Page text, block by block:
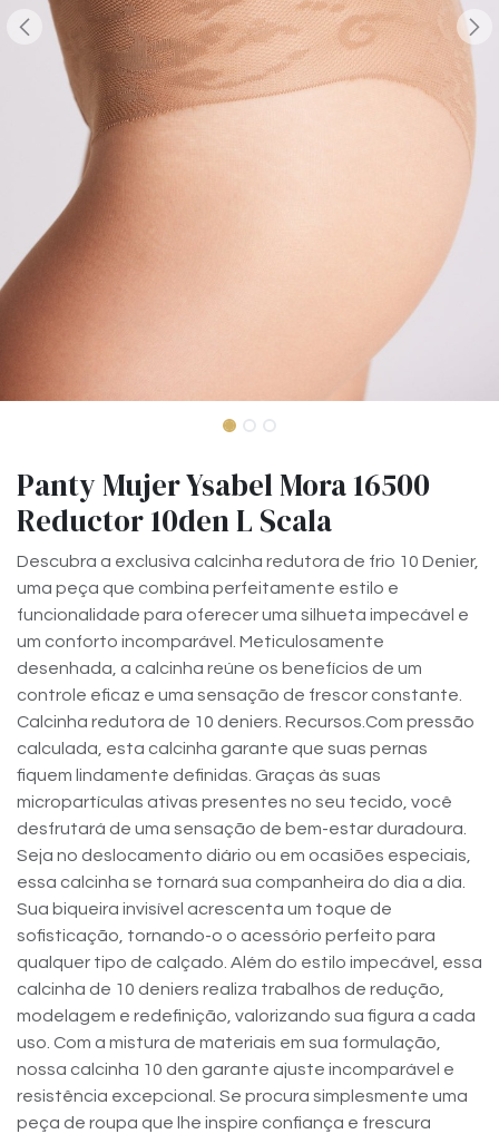
Panty Mujer Ysabel Mora 16500
Reductor 10den L Scala
Descubra a exclusiva calcinha redutora de frio 10 Denier,
uma peça que combina perfeitamente estilo e
funcionalidade para oferecer uma silhueta impecável e
um conforto incomparável. Meticulosamente
desenhada, a calcinha reúne os benefícios de um
controle eficaz e uma sensação de frescor constante.
Calcinha redutora de 10 deniers. Recursos.Com pressão
calculada, esta calcinha garante que suas pernas
fiquem lindamente definidas. Graças às suas
micropartículas ativas presentes no seu tecido, você
desfrutará de uma sensação de bem-estar duradoura.
Seja no deslocamento diário ou em ocasiões especiais,
essa calcinha se tornará sua companheira do dia a dia.
Sua biqueira invisível acrescenta um toque de
sofisticação, tornando-o o acessório perfeito para
qualquer tipo de calçado. Além do estilo impecável, essa
calcinha de 10 deniers realiza trabalhos de redução,
modelagem e redefinição, valorizando sua figura a cada
uso. Com a mistura de materiais em sua formulação,
nossa calcinha 10 den garante ajuste incomparável e
resistência excepcional. Se procura simplesmente uma
peça de roupa que lhe inspire confiança e frescura